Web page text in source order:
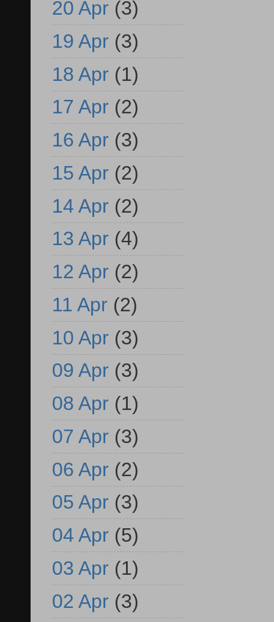
20 Apr (3)
19 Apr (3)
18 Apr (1)
17 Apr (2)
16 Apr (3)
15 Apr (2)
14 Apr (2)
13 Apr (4)
12 Apr (2)
11 Apr (2)
10 Apr (3)
09 Apr (3)
08 Apr (1)
07 Apr (3)
06 Apr (2)
05 Apr (3)
04 Apr (5)
03 Apr (1)
02 Apr (3)